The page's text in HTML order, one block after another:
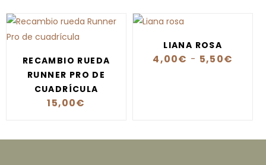
RECAMBIO RUEDA
RUNNER PRO DE
CUADRÍCULA
15,00€
LIANA ROSA
4,00€ - 5,50€